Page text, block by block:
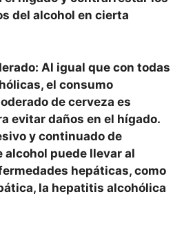
del alcohol en cierta
Al igual que con todas
el consumo
de cerveza es
evitar daños en el hígado.
y continuado de
puede llevar al
hepáticas, como
la hepatitis alcohólica